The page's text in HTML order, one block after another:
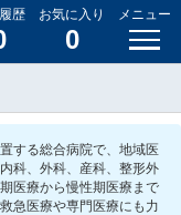
歴 お気に入り
0
メニュー
する総合病院で、地域医
科、外科、産科、整形外
医療から慢性期医療まで
急医療や専門医療にも力